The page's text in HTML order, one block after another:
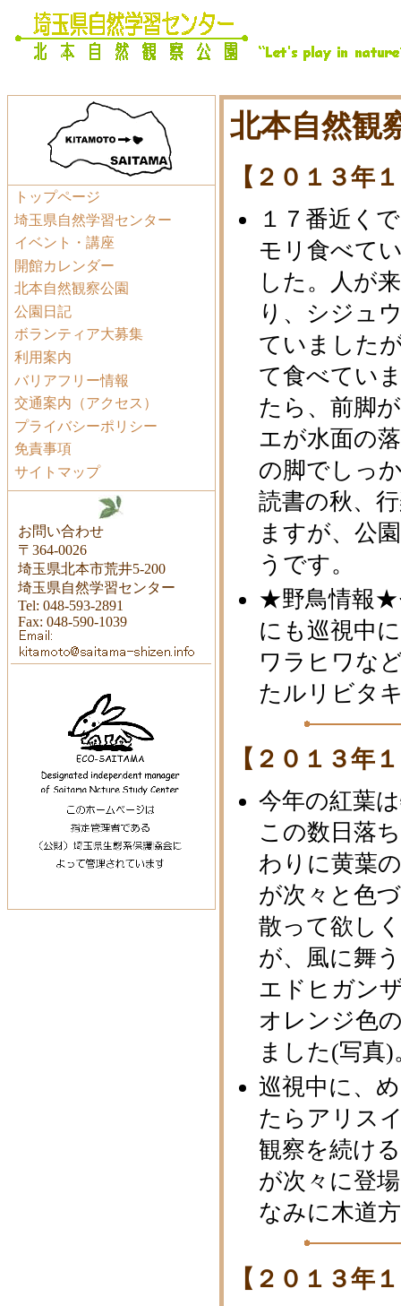
トップページ
埼玉県自然学習センター
イベント・講座
開館カレンダー
北本自然観察公園
公園日記
ボランティア大募集
利用案内
バリアフリー情報
交通案内（アクセス）
プライバシーポリシー
免責事項
サイトマップ
お問い合わせ
〒364-0026
埼玉県北本市荒井5-200
埼玉県自然学習センター
Tel: 048-593-2891
Fax: 048-590-1039
北本自然観
【２０１３年
１７番近く
モリ食べて
した。人が
り、シジュ
ていました
て食べてい
たら、前脚
エが水面の
の脚でしっ
読書の秋、
ますが、公
うです。
★野鳥情報★
にも巡視中
ワラヒワな
たルリビタ
【２０１３年
今年の紅葉
この数日落
わりに黄葉
が次々と色
散って欲し
が、風に舞
エドヒガン
オレンジ色
ました(写真)
巡視中に、
たらアリス
観察を続け
が次々に登
なみに木道
【２０１３年